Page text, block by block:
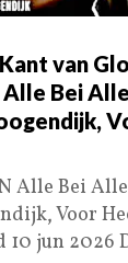
van
Alle Bei
Alle Bei
Voor
10 jun 2026